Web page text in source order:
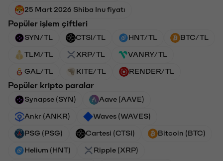
25 Mart 2026 Shiba Inu fiyatı
Popüler işlem çiftleri
SYN/TL CTSI/TL HNT/TL BTC/TL
TLM/TL XRP/TL VANRY/TL
GAL/TL KITE/TL RENDER/TL
Popüler kripto paralar
Synapse (SYN) Aave (AAVE)
Ankr (ANKR) Waves (WAVES)
PSG (PSG) Cartesi (CTSI) Bitcoin (BTC)
Helium (HNT) Ripple (XRP)